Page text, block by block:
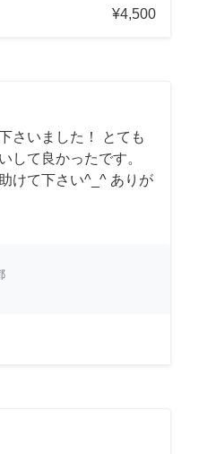
¥4,500
さいました！ とても
して良かったです。
けて下さい^_^ ありが